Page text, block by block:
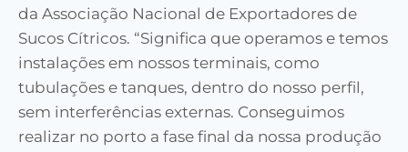
da Associação Nacional de Exportadores de
Sucos Cítricos. “Significa que operamos e temos
instalações em nossos terminais, como
tubulações e tanques, dentro do nosso perfil,
sem interferências externas. Conseguimos
realizar no porto a fase final da nossa produção